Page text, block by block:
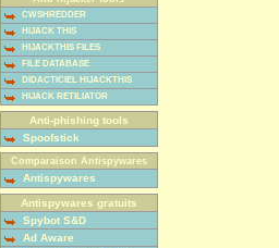
CWSHREDDER
HIJACK THIS
HIJACKTHIS FILES
FILE DATABASE
DIDACTICIEL HIJACKTHIS
HIJACK RETILIATOR
Anti-phishing tools
Spoofstick
Comparaison Antispywares
Antispywares
Antispywares gratuits
Spybot S&D
Ad Aware